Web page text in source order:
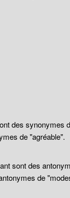
des synonymes
de "agréable".
sont des
de